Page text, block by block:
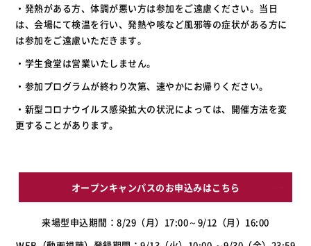
・発熱がある方、体調が悪い方は参加をご遠慮ください。当日
は、会場にて検温を行い、発熱や咳など風邪等の症状がある方に
は参加をご遠慮いただきます。
・学生食堂は営業いたしません。
・参加プログラムが終わり次第、速やかにお帰りください。
・新型コロナウイルス感染拡大の状況によっては、開催方法を変
更することがあります。
オープンキャンパスのお申込みはこちら
来場型申込期間：8/29（月）17:00～9/12（月）16:00